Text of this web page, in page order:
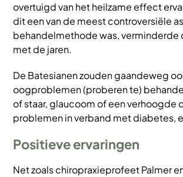
overtuigd van het heilzame effect
dit een van de meest controversiële
behandelmethode was, verminderde
met de jaren.
De Batesianen zouden gaandeweg
oogproblemen (proberen te)
of staar, glaucoom of een verhoogde
problemen in verband met diabetes,
Positieve ervaringen
Net zoals chiropraxieprofeet Palmer